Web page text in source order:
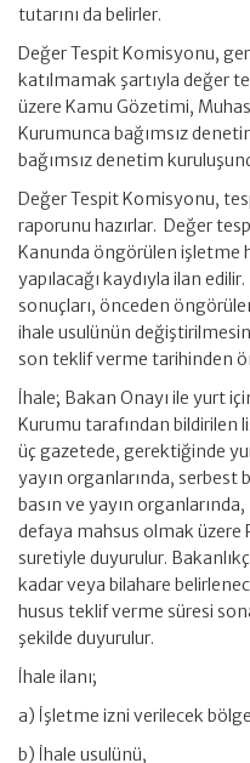
tutarını da belirler.
Değer Tespit Komisyonu,
katılmamak şartıyla değer
üzere Kamu Gözetimi,
Kurumunca bağımsız
bağımsız denetim
Değer Tespit Komisyonu,
raporunu hazırlar. Değer
Kanunda öngörülen işletme
yapılacağı kaydıyla ilan
sonuçları, önceden
ihale usulünün
son teklif verme tarihinden
İhale; Bakan Onayı ile yurt
Kurumu tarafından bildirilen
üç gazetede, gerektiğinde
yayın organlarında, serbest
basın ve yayın
defaya mahsus olmak üzere
suretiyle duyurulur.
kadar veya bilahare
husus teklif verme süresi
şekilde duyurulur.
İhale ilanı;
a) İşletme izni verilecek
b) İhale usulünü,